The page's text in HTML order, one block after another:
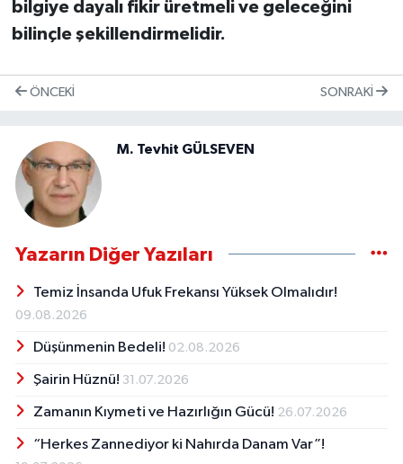
bilgiye dayalı fikir üretmeli ve geleceğini
bilinçle şekillendirmelidir.
ÖNCEKI SONRAKI
M. Tevhit GÜLSEVEN
Yazarın Diğer Yazıları
Temiz İnsanda Ufuk Frekansı Yüksek Olmalıdır!
09.08.2026
Düşünmenin Bedeli! 02.08.2026
Şairin Hüznü! 31.07.2026
Zamanın Kıymeti ve Hazırlığın Gücü! 26.07.2026
“Herkes Zannediyor ki Nahırda Danam Var”!